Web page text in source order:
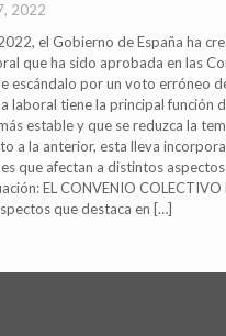
2022
el Gobierno de España ha
que ha sido aprobada en las
escándalo por un voto erróneo
laboral tiene la principal función
estable y que se reduzca la
a la anterior, esta lleva
que afectan a distintos
EL CONVENIO COLECTIVO
que destaca en […]